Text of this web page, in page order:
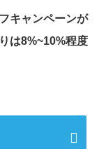
キャンペーンが
は8%~10%程度